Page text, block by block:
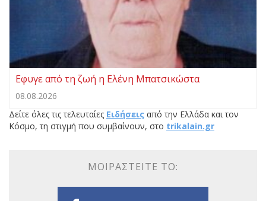
Eφυγε από τη ζωή η Ελένη Μπατσικώστα
08.08.2026
Δείτε όλες τις τελευταίες Ειδήσεις από την Ελλάδα και τον
Κόσμο, τη στιγμή που συμβαίνουν, στο trikalain.gr
ΜΟΙΡΑΣΤΕΊΤΕ ΤΟ: